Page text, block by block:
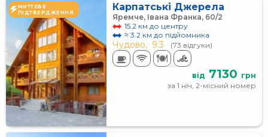
МИТТЄВЕ
ПІДТВЕРДЖЕННЯ
Карпатські Джерела
Яремче, Івана Франка, 60/2
15.2 км до центру
≈ 3.2 км до підйомника
Чудово, 9.3 (73 відгуки)
від 7130 грн
за 1 ніч, 2-місний номер